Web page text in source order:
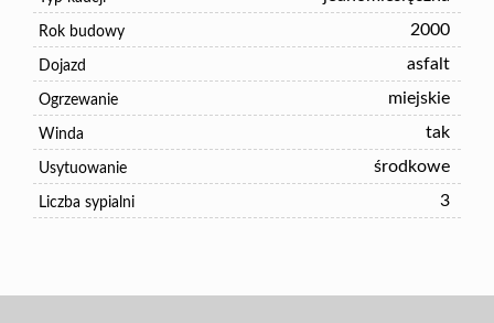
Rok budowy 2000
Dojazd asfalt
Ogrzewanie miejskie
Winda tak
Usytuowanie środkowe
Liczba sypialni 3